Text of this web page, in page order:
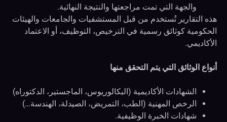
والجهة التي تمت مراجعتها والنتيجة النهائية.
هذه التقارير تُستخدم من قبل المستشفيات والجامعات والهيئات
الحكومية كوثائق رسمية في الترخيص، التوظيف، أو الاعتماد
الأكاديمي.
أنواع الوثائق التي يتم التحقق منها
الشهادات الأكاديمية (البكالوريوس، الماجستير، الدكتوراه)
الرخص المهنية (الطب، التمريض، الصيدلة، الهندسة…)
شهادات الخبرة الوظيفية.